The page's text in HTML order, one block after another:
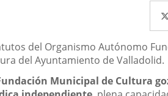
del Organismo Autónomo
del Ayuntamiento de Valladolid.
Municipal de Cultura